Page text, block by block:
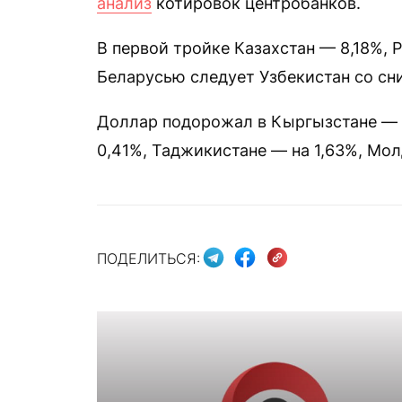
В первой тройке Казахстан —
Беларусью следует Узбекистан со
Доллар подорожал в Кыргызстане —
0,41%, Таджикистане — на 1,63%,
ПОДЕЛИТЬСЯ: